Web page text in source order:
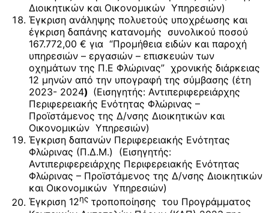
Διοικητικών και Οικονομικών Υπηρεσιών)
Έγκριση ανάληψης πολυετούς υποχρέωσης και
έγκριση δαπάνης κατανομής συνολικού ποσού
167.772,00 € για “Προμήθεια ειδών και παροχή
υπηρεσιών – εργασιών – επισκευών των
οχημάτων της Π.Ε Φλώρινας” χρονικής διάρκειας
12 μηνών από την υπογραφή της σύμβασης (έτη
2023- 2024) (Εισηγητής: Αντιπεριφερειάρχης
Περιφερειακής Ενότητας Φλώρινας –
Προϊστάμενος της Δ/νσης Διοικητικών και
Οικονομικών Υπηρεσιών)
Έγκριση δαπανών Περιφερειακής Ενότητας
Φλώρινας (Π.Δ.Μ.) (Εισηγητής:
Αντιπεριφερειάρχης Περιφερειακής Ενότητας
Φλώρινας – Προϊστάμενος της Δ/νσης Διοικητικών
και Οικονομικών Υπηρεσιών)
Έγκριση 12ης τροποποίησης του Προγράμματος